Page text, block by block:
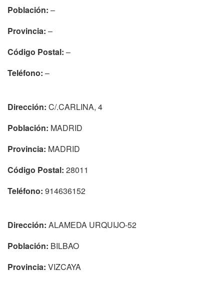
Población: –
Provincia: –
Código Postal: –
Teléfono: –
Dirección: C/.CARLINA, 4
Población: MADRID
Provincia: MADRID
Código Postal: 28011
Teléfono: 914636152
Dirección: ALAMEDA URQUIJO-52
Población: BILBAO
Provincia: VIZCAYA